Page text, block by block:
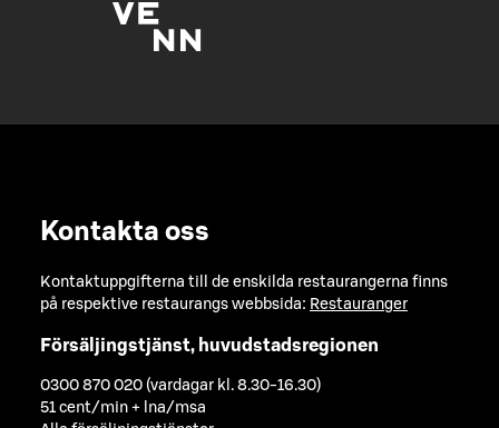
Kontakta oss
Kontaktuppgifterna till de enskilda restaurangerna finns
på respektive restaurangs webbsida: Restauranger
Försäljingstjänst, huvudstadsregionen
0300 870 020 (vardagar kl. 8.30-16.30)
51 cent/min + lna/msa